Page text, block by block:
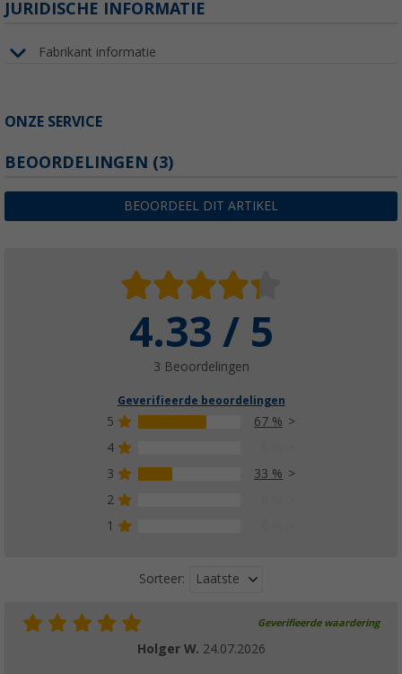
JURIDISCHE INFORMATIE
Fabrikant informatie
ONZE SERVICE
BEOORDELINGEN (3)
BEOORDEEL DIT ARTIKEL
4.33 / 5
3 Beoordelingen
Geverifieerde beoordelingen
5
67 %
4
3
33 %
2
1
Sorteer: Laatste
Geverifieerde waardering
Holger W. 24.07.2026